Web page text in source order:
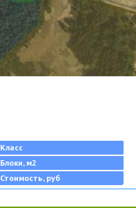
Класс
Блоки, м2
Стоимость, руб